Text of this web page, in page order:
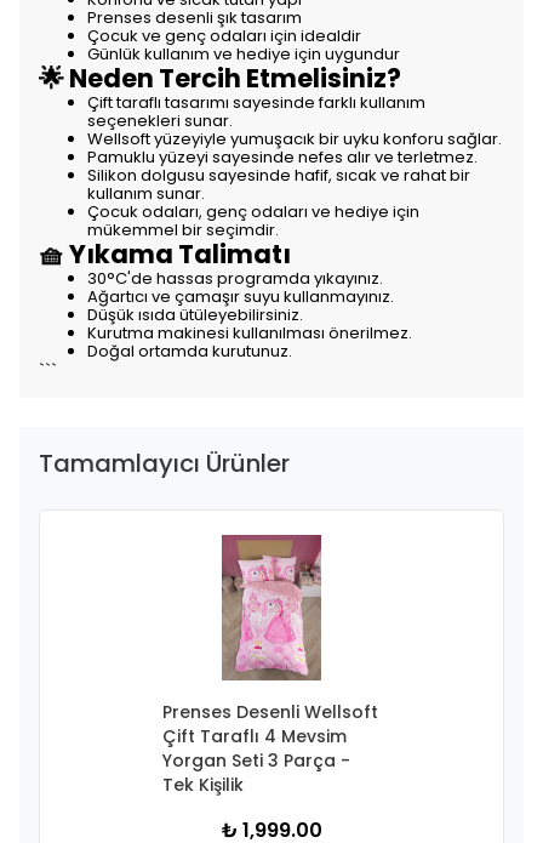
Prenses desenli şık tasarım
Çocuk ve genç odaları için idealdir
Günlük kullanım ve hediye için uygundur
🌟 Neden Tercih Etmelisiniz?
Çift taraflı tasarımı sayesinde farklı kullanım
seçenekleri sunar.
Wellsoft yüzeyiyle yumuşacık bir uyku konforu sağlar.
Pamuklu yüzeyi sayesinde nefes alır ve terletmez.
Silikon dolgusu sayesinde hafif, sıcak ve rahat bir
kullanım sunar.
Çocuk odaları, genç odaları ve hediye için
mükemmel bir seçimdir.
🧺 Yıkama Talimatı
30°C'de hassas programda yıkayınız.
Ağartıcı ve çamaşır suyu kullanmayınız.
Düşük ısıda ütüleyebilirsiniz.
Kurutma makinesi kullanılması önerilmez.
Doğal ortamda kurutunuz.
```
Tamamlayıcı Ürünler
Prenses Desenli Wellsoft
Çift Taraflı 4 Mevsim
Yorgan Seti 3 Parça -
Tek Kişilik
₺ 1,999.00